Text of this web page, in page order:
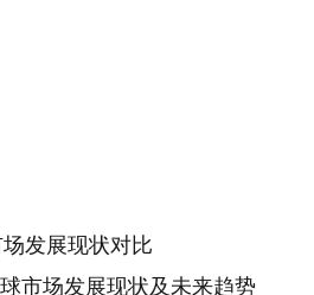
发展现状对比
市场发展现状及未来趋势